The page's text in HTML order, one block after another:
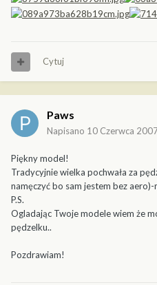
Cytuj
Paws
Napisano 10 Czerwca
Piękny model!
Tradycyjnie wielka pochwała za
namęczyć bo sam jestem bez
P.S.
Ogladając Twoje modele wiem że
pędzelku..
Pozdrawiam!